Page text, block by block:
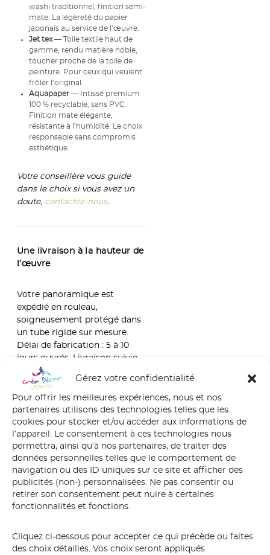
Gérez votre confidentialité
Pour offrir les meilleures expériences, nous et nos
partenaires utilisons des technologies telles que les
cookies pour stocker et/ou accéder aux informations de
l’appareil. Le consentement à ces technologies nous
permettra, ainsi qu’à nos partenaires, de traiter des
données personnelles telles que le comportement de
navigation ou des ID uniques sur ce site et afficher des
publicités (non-) personnalisées. Ne pas consentir ou
retirer son consentement peut nuire à certaines
fonctionnalités et fonctions.
Cliquez ci-dessous pour accepter ce qui précède ou faites
des choix détaillés. Vos choix seront appliqués
washi traditionnel, finition semi-
mate. La légèreté du papier
japonais au service de l’œuvre.
Jet tex— Toile textile haut de
gamme, rendu matière noble,
toucher proche de la toile de
peinture. Pour ceux qui veulent
frôler l’original.
Aquapaper — Intissé premium
100 % recyclable, sans PVC.
Finition mate élégante,
résistante à l’humidité. Le choix
responsable sans compromis
esthétique.
Votre conseillère vous guide
dans le choix si vous avez un
doute, contactez-nous.
Une livraison à la hauteur de
l’œuvre
Votre panoramique est
expédié en rouleau,
soigneusement protégé dans
un tube rigide sur mesure.
Délai de fabrication : 5 à 10
jours ouvrés. Livraison suivie
en France et en Europe.
Certificat d’authenticité
Chaque panoramique S.
Ferandez est accompagné
d’un certificat d’authenticité
signé à la main. Il atteste du
numéro de l’exemplaire sur les
l’impression.